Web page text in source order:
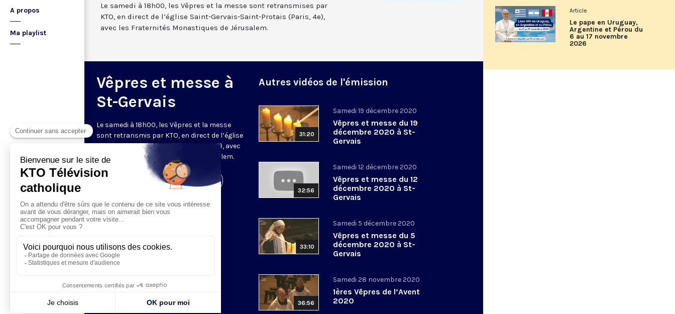
A propos
Ma playlist
Le samedi à 18h00, les Vêpres et la messe sont retransmises par
KTO, en direct de l’église Saint-Gervais-Saint-Protais (Paris, 4e),
avec les Fraternités Monastiques de Jérusalem.
Vêpres et messe à
St-Gervais
Le samedi à 18h00, les Vêpres et la messe
sont retransmis par KTO, en direct de l’église
Saint-Gervais-Saint-Protais (Paris, IVe), avec
les Fraternités Monastiques de Jérusalem.
Visiter la page de l'émission
Autres vidéos de l'émission
31:20
Samedi 19 décembre 2020
Vêpres et messe du 19
décembre 2020 à St-
Gervais
32:56
Samedi 12 décembre 2020
Vêpres et messe du 12
décembre 2020 à St-
Gervais
33:10
Samedi 5 décembre 2020
Vêpres et messe du 5
décembre 2020 à St-
Gervais
36:56
Samedi 28 novembre 2020
1ères Vêpres de l’Avent
2020
Article
Le pape en Uruguay,
Argentine et Pérou du
6 au 17 novembre
2026